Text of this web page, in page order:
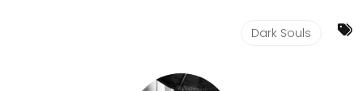
Dark Souls